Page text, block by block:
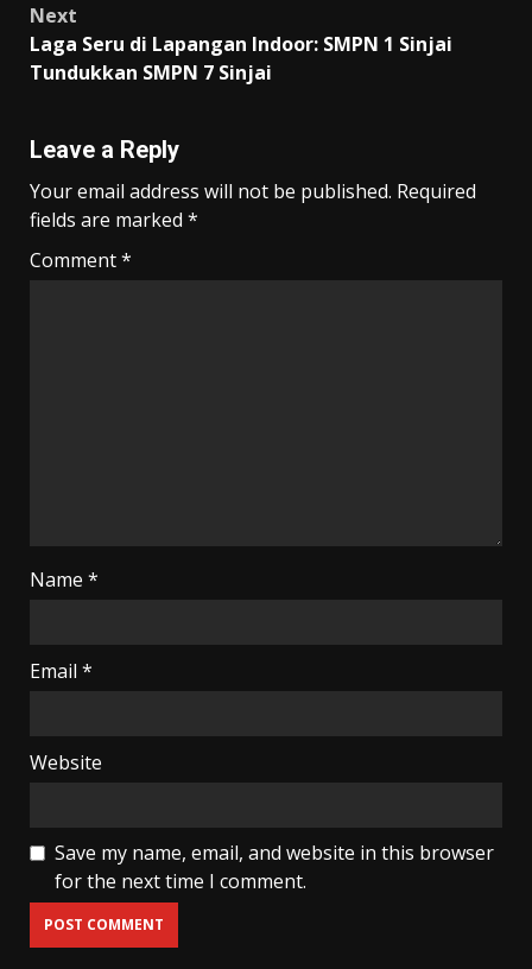
Next
Laga Seru di Lapangan Indoor: SMPN 1 Sinjai
Tundukkan SMPN 7 Sinjai
Leave a Reply
Your email address will not be published. Required
fields are marked *
Comment*
Name *
Email *
Website
Save my name, email, and website in this browser
for the next time I comment.